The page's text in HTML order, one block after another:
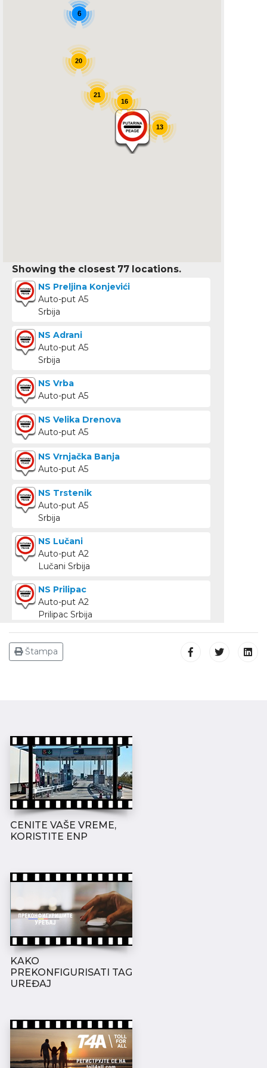
21
20
16
13
6
Showing the closest 77 locations.
NS Preljina Konjevići
Auto-put A5
Srbija
NS Adrani
Auto-put A5
Srbija
NS Vrba
Auto-put A5
NS Velika Drenova
Auto-put A5
NS Vrnjačka Banja
Auto-put A5
NS Trstenik
Auto-put A5
Srbija
NS Lučani
Auto-put A2
Lučani Srbija
NS Prilipac
Auto-put A2
Prilipac Srbija
Auto-put A8
Srbija
NS Ruma
Auto-put A8
Srbija
NS Koševi
Auto-put A5
Srbija
NS Kruševac zapad
Auto-put A5
NS Ćićevac
Auto-put A5
Srbija
NS Dimitrovgrad
Auto-put A4
Srbija
NS Pirot istok
Auto-put A4
NS Pirot zapad
Auto-put A4
Srbija
Štampa
CENITE VAŠE VREME,
KORISTITE ENP
KAKO
PREKONFIGURISATI TAG
UREĐAJ